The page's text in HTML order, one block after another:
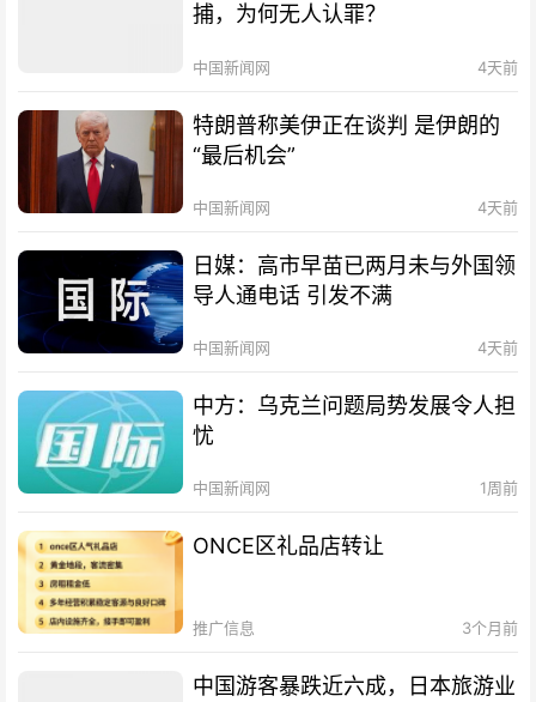
捕，为何无人认罪？
中国新闻网 4天前
特朗普称美伊正在谈判 是伊朗的
“最后机会”
中国新闻网 4天前
日媒：高市早苗已两月未与外国领
导人通电话 引发不满
中国新闻网 4天前
中方：乌克兰问题局势发展令人担
忧
中国新闻网 1周前
ONCE区礼品店转让
推广信息 3个月前
中国游客暴跌近六成，日本旅游业